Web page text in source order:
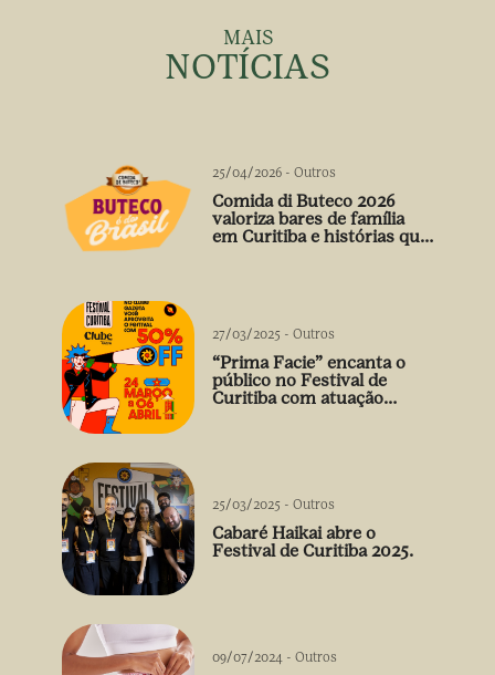
MAIS
NOTÍCIAS
25/04/2026 - Outros
Comida di Buteco 2026
valoriza bares de família
em Curitiba e histórias que
27/03/2025 - Outros
“Prima Facie” encanta o
público no Festival de
Curitiba com atuação
25/03/2025 - Outros
Cabaré Haikai abre o
Festival de Curitiba 2025.
09/07/2024 - Outros